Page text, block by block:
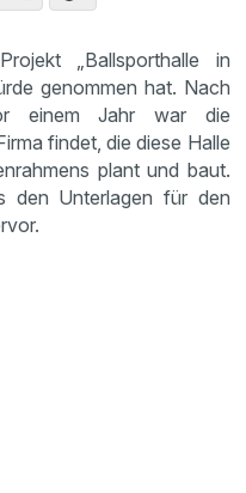
„Ballsporthalle in
genommen hat. Nach
einem Jahr war die
findet, die diese Halle
plant und baut.
den Unterlagen für den